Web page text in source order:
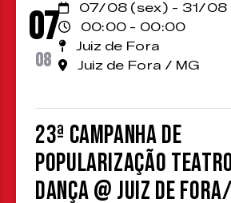
07
08
07/08 (sex) - 31/08
00:00 - 00:00
Juiz de Fora
Juiz de Fora / MG
23ª Campanha de
Popularização
Dança @ Juiz de